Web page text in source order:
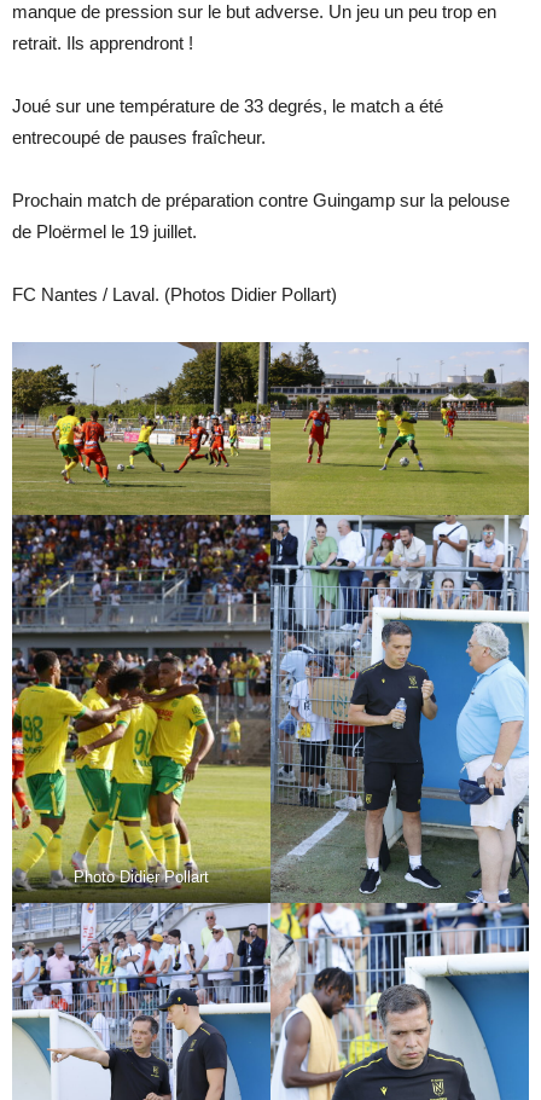
manque de pression sur le but adverse. Un jeu un peu trop en
retrait. Ils apprendront !
Joué sur une température de 33 degrés, le match a été
entrecoupé de pauses fraîcheur.
Prochain match de préparation contre Guingamp sur la pelouse
de Ploërmel le 19 juillet.
FC Nantes / Laval. (Photos Didier Pollart)
Photo Didier Pollart